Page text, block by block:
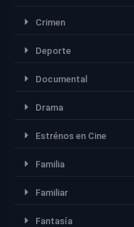
Crimen
Deporte
Documental
Drama
Estrénos en Cine
Familia
Familiar
Fantasía